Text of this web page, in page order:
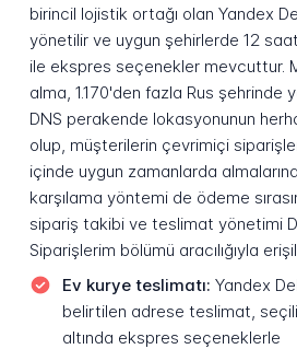
birincil lojistik ortağı olan Yandex
yönetilir ve uygun şehirlerde 12
ile ekspres seçenekler mevcuttur.
alma, 1.170'den fazla Rus şehrinde
DNS perakende lokasyonunun
olup, müşterilerin çevrimiçi
içinde uygun zamanlarda
karşılama yöntemi de ödeme
sipariş takibi ve teslimat yönetimi
Siparişlerim bölümü aracılığıyla
Ev kurye teslimatı: Yandex
belirtilen adrese teslimat,
altında ekspres seçeneklerle